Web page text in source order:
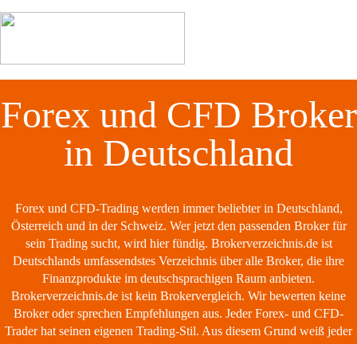
Forex und CFD Broker
in Deutschland
Forex und CFD-Trading werden immer beliebter in Deutschland,
Österreich und in der Schweiz. Wer jetzt den passenden Broker für
sein Trading sucht, wird hier fündig. Brokerverzeichnis.de ist
Deutschlands umfassendstes Verzeichnis über alle Broker, die ihre
Finanzprodukte im deutschsprachigen Raum anbieten.
Brokerverzeichnis.de ist kein Brokervergleich. Wir bewerten keine
Broker oder sprechen Empfehlungen aus. Jeder Forex- und CFD-
Trader hat seinen eigenen Trading-Stil. Aus diesem Grund weiß jeder